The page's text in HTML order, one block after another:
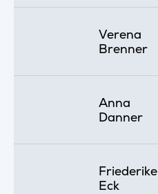
Verena
Brenner
Anna
Danner
Friederike
Eck